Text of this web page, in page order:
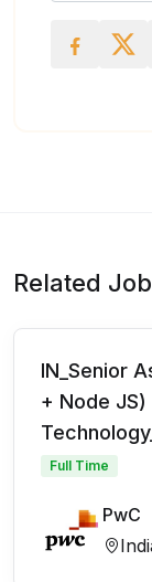
Related
IN_Senior
+ Node
Full Time
PwC